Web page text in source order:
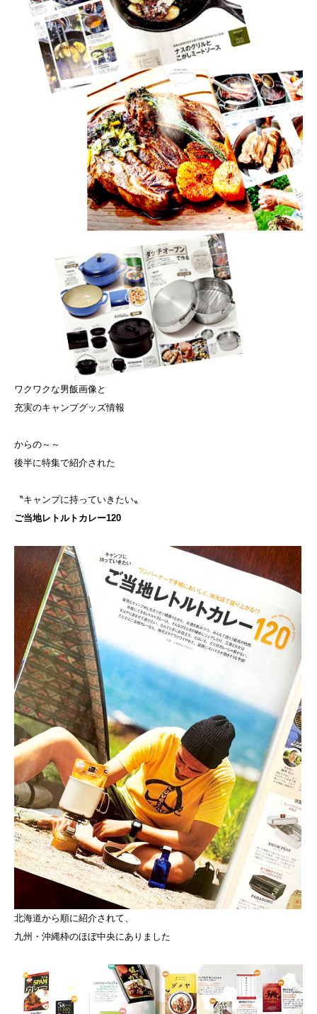
ワクワクな男飯画像と
充実のキャンプグッズ情報
からの～～
後半に特集で紹介された
〝キャンプに持っていきたい〟
ご当地レトルトカレー120
北海道から順に紹介されて、
九州・沖縄枠のほぼ中央にありました